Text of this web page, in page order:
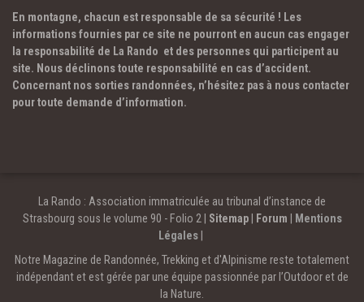
En montagne, chacun est responsable de sa sécurité ! Les
informations fournies par ce site ne pourront en aucun cas engager
la responsabilité de La Rando et des personnes qui participent au
site. Nous déclinons toute responsabilité en cas d’accident.
Concernant nos sorties randonnées, n’hésitez pas à nous contacter
pour toute demande d’information.
La Rando : Association immatriculée au tribunal d’instance de
Strasbourg sous le volume 90 - Folio 2 | Sitemap| Forum
Mentions
Légales
Notre Magazine de Randonnée, Trekking et d'Alpinisme reste totalement
indépendant et est gérée par une équipe passionnée par l’Outdoor et de
la Nature.